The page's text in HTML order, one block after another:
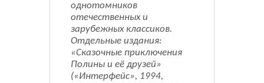
однотомников
отечественных и
зарубежных классиков.
Отдельные издания:
«Сказочные приключения
Полины и её друзей»
(«Интерфейс», 1994,